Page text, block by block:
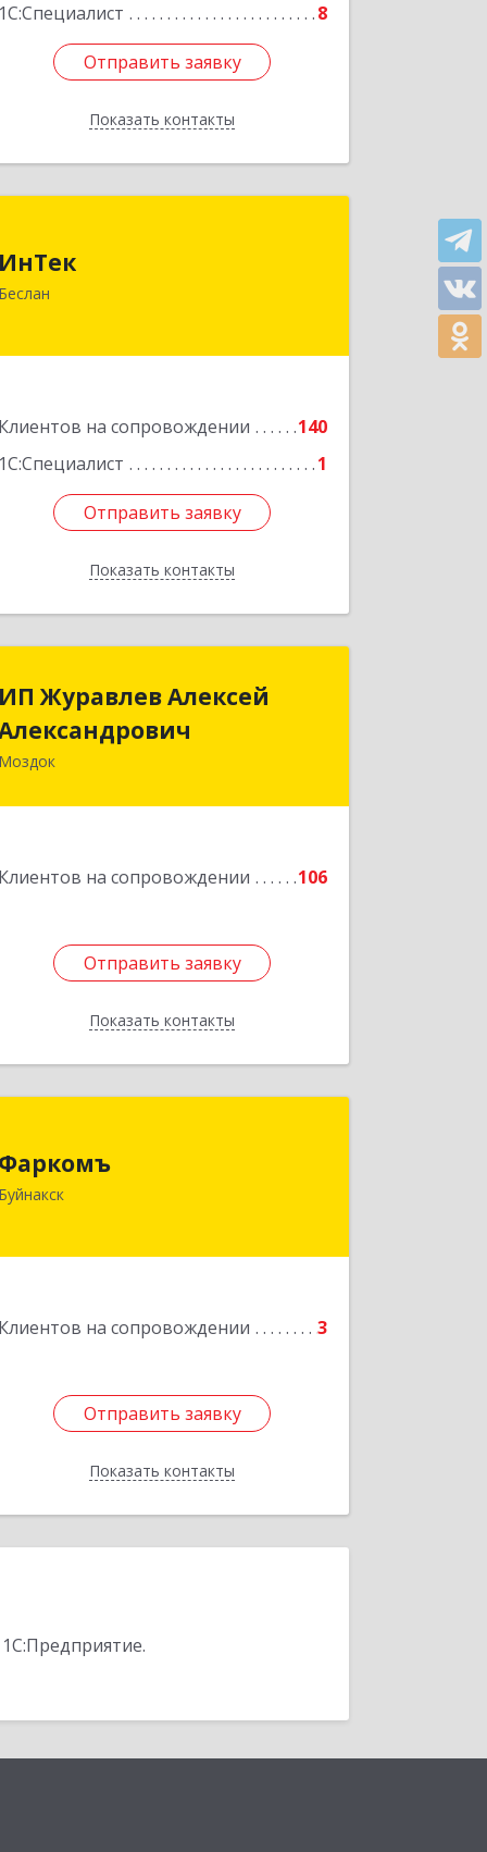
1С:Специалист
8
Отправить заявку
Показать контакты
Отправить заявку
Назад
ИнТек
Беслан
Клиентов на сопровождении
140
1С:Специалист
1
Отправить заявку
Показать контакты
Отправить заявку
Назад
ИП Журавлев Алексей
Моздок
Клиентов на сопровождении 106
Отправить заявку
Показать контакты
ИП Журавлев Алексей
Александрович
363750, Северная Осетия - Алания
Отправить заявку
Назад
Фаркомъ
Буйнакск
Клиентов на сопровождении 3
Отправить заявку
Показать контакты
Отправить заявку
Назад